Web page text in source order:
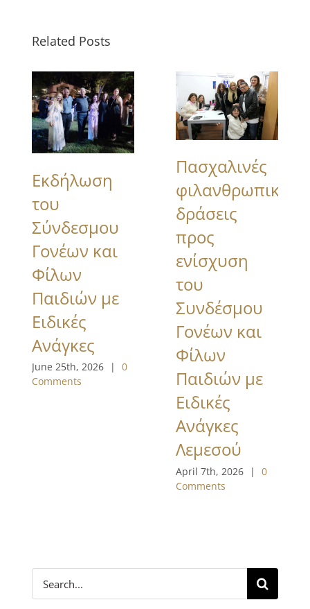
Related Posts
Εκδήλωση
του
Σύνδεσμου
Γονέων και
Φίλων
Παιδιών με
Ειδικές
Ανάγκες
June 25th, 2026 |
0
Comments
Πασχαλινές
φιλανθρωπικές
δράσεις
προς
ενίσχυση
του
Συνδέσμου
Γονέων και
Φίλων
Παιδιών με
Ειδικές
Ανάγκες
Λεμεσού
April 7th, 2026 |
0
Comments
Search
for: